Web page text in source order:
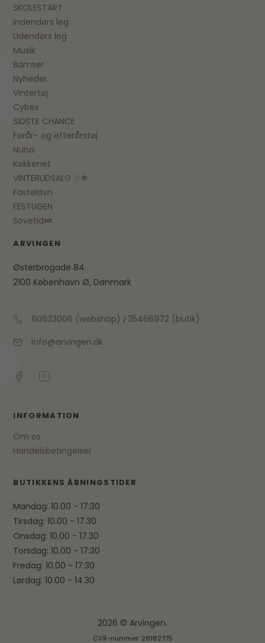
SKOLESTART
Indendørs leg
Udendørs leg
Musik
Bamser
Nyheder
Vintertøj
Cybex
SIDSTE CHANCE
Forår- og efterårstøj
Nuna
Køkkenet
VINTERUDSALG ☃❄
Fastelavn
FESTUGEN
Sovetid💤
ARVINGEN
Østerbrogade 84
2100 København Ø, Danmark
60633006 (webshop) / 35466972 (butik)
info@arvingen.dk
INFORMATION
Om os
Handelsbetingelser
BUTIKKENS ÅBNINGSTIDER
Mandag: 10.00 - 17:30
Tirsdag: 10.00 - 17.30
Onsdag: 10.00 - 17.30
Torsdag: 10.00 - 17:30
Fredag: 10.00 - 17:30
Lørdag: 10.00 - 14.30
2026 © Arvingen.
CVR-nummer: 28182775